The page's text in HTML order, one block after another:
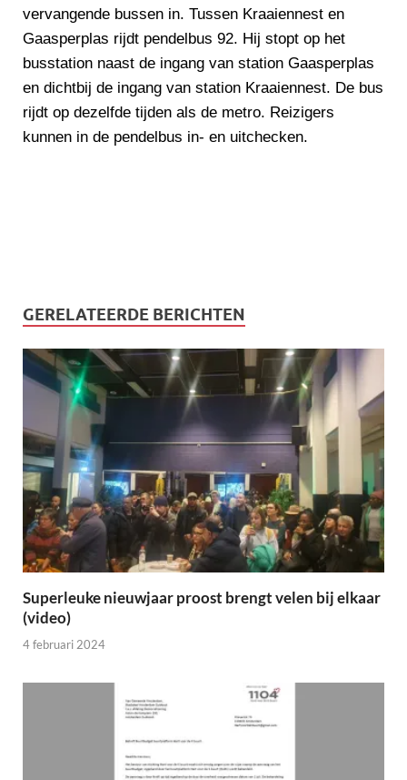
vervangende bussen in. Tussen Kraaiennest en
Gaasperplas rijdt pendelbus 92. Hij stopt op het
busstation naast de ingang van station Gaasperplas
en dichtbij de ingang van station Kraaiennest. De bus
rijdt op dezelfde tijden als de metro. Reizigers
kunnen in de pendelbus in- en uitchecken.
GERELATEERDE BERICHTEN
Superleuke nieuwjaar proost brengt velen bij elkaar
(video)
4 februari 2024